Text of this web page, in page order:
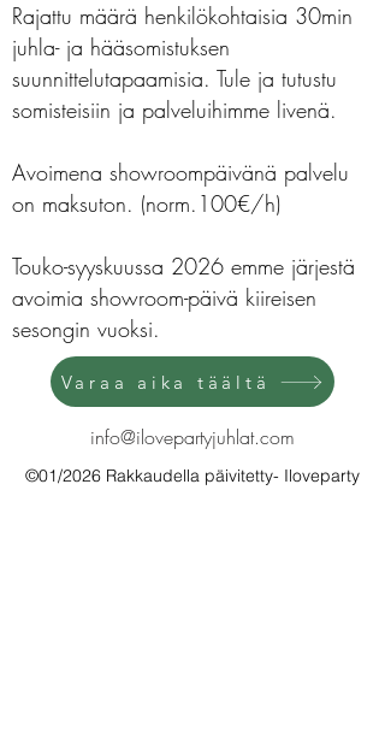
Rajattu määrä henkilökohtaisia 30min
juhla- ja hääsomistuksen
suunnittelutapaamisia. Tule ja tutustu
somisteisiin ja palveluihimme livenä.
Avoimena showroompäivänä palvelu
on maksuton. (norm.100€/h)
Touko-syyskuussa 2026 emme järjestä
avoimia showroom-päivä kiireisen
sesongin vuoksi.
Varaa aika täältä
info@ilovepartyjuhlat.com
©01/2026 Rakkaudella päivitetty- Iloveparty